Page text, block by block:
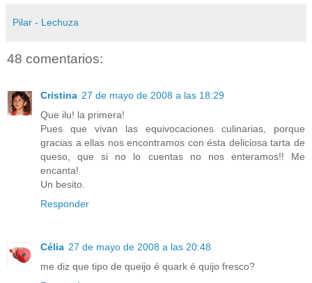
Pilar - Lechuza
48 comentarios:
Cristina 27 de mayo de 2008 a las 18:29
Que ilu! la primera!
Pues que vivan las equivocaciones culinarias, porque
gracias a ellas nos encontramos con ésta deliciosa tarta de
queso, que si no lo cuentas no nos enteramos!! Me
encanta!
Un besito.
Responder
Célia 27 de mayo de 2008 a las 20:48
me diz que tipo de queijo é quark é quijo fresco?